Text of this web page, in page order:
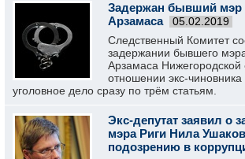
Задержан бывший мэр
Арзамаса
05.02.2019
Следственный Комитет
задержании бывшего
Арзамаса Нижегородской
отношении экс-
уголовное дело сразу по трём статьям.
Экс-депутат заявил о
мэра Риги Нила
подозрению в